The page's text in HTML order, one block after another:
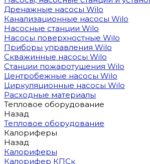
Дренажные насосы Wilo
Канализационные насосы Wilo
Насосные станции Wilo
Насосы поверхностные Wilo
Приборы управления Wilo
Скважинные насосы Wilo
Станции пожаротушения Wilo
Центробежные насосы Wilo
Циркуляционные насосы Wilo
Расходные материалы
Тепловое оборудование
Назад
Тепловое оборудование
Калориферы
Назад
Калориферы
Калорифер КПСк